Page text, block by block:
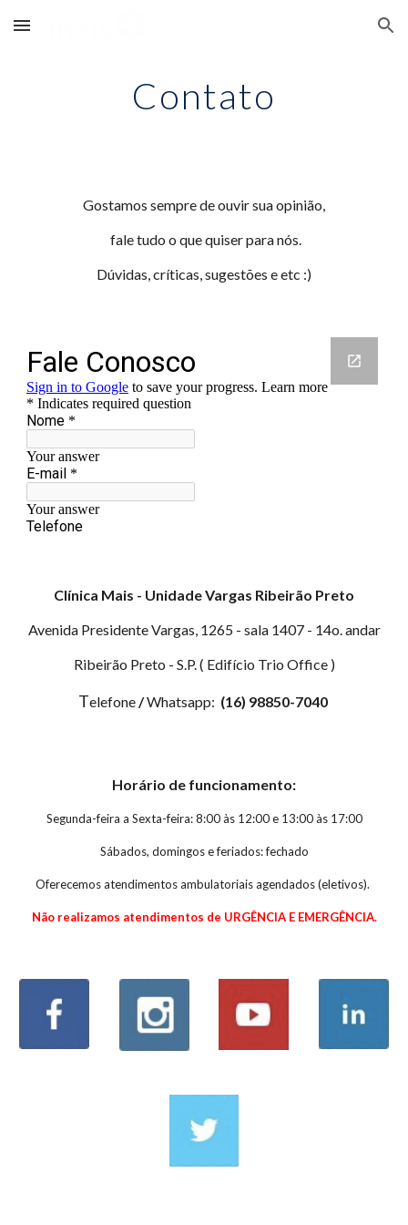
Skip to main content Skip to navigation
Contato
Gostamos sempre de ouvir sua opinião,
fale tudo o que quiser para nós.
Dúvidas, críticas, sugestões e etc :)
Clínica Mais - Unidade Vargas Ribeirão Preto
Avenida Presidente Vargas, 1265 - sala 1407 - 14o. andar
Ribeirão Preto - S.P. ( Edifício Trio Office )
Telefone/Whatsapp: (16) 98850-7040
Horário de funcionamento:
Segunda-feira a Sexta-feira: 8:00 às 12:00 e 13:00 às 17:00
Sábados, domingos e feriados: fechado
Oferecemos atendimentos ambulatoriais agendados (eletivos).
Não realizamos atendimentos de URGÊNCIA E EMERGÊNCIA.